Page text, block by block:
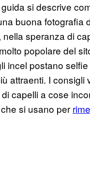
si descrive
buona fotografia
nella speranza di
popolare del
incel postano
attraenti. I consigli
capelli a cose
si usano per